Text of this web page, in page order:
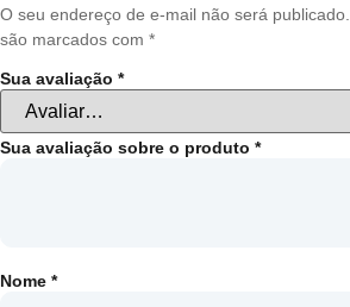
O seu endereço de e-mail não será publicado.
são marcados com *
Sua avaliação *
Sua avaliação sobre o produto *
Nome *